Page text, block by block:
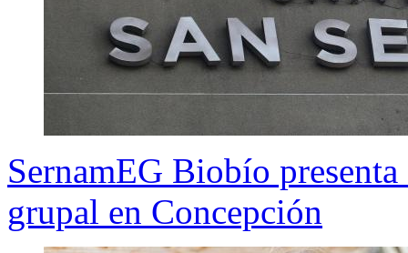
SernamEG Biobío
grupal en Concepción